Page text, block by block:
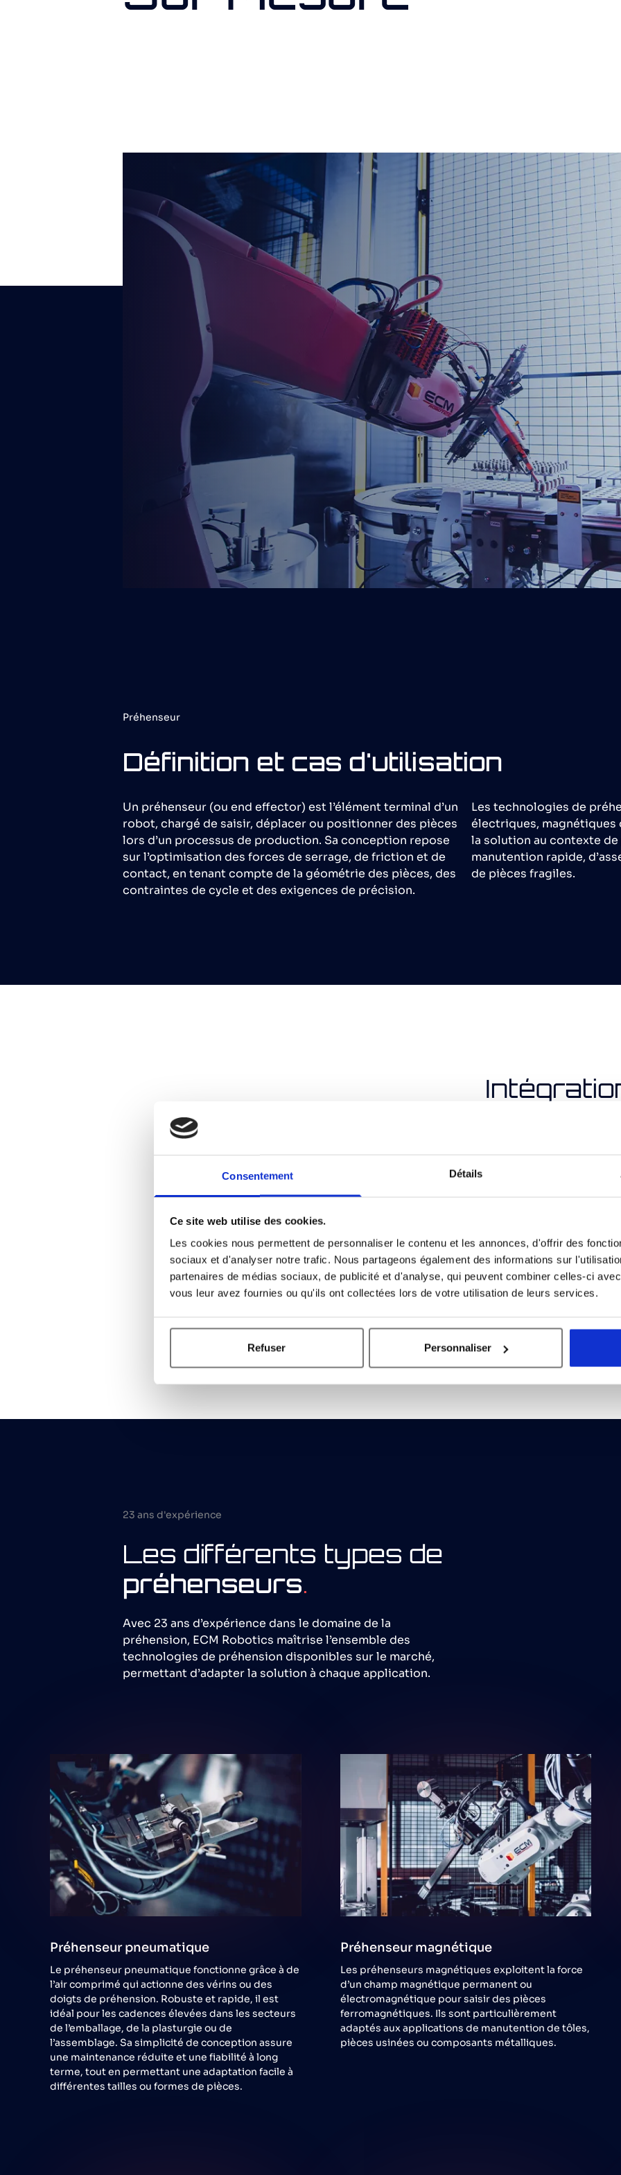
Consentement Détails
Ce site web utilise des cookies.
Les cookies nous permettent de personnaliser le contenu et les annonces, d'offrir des
sociaux et d'analyser notre trafic. Nous partageons également des informations sur
partenaires de médias sociaux, de publicité et d'analyse, qui peuvent combiner celles-ci
vous leur avez fournies ou qu'ils ont collectées lors de votre utilisation de leurs services.
Refuser Personnaliser
Préhenseur
Définition et cas d'utilisation
Un préhenseur (ou end effector) est l’élément terminal d’un
robot, chargé de saisir, déplacer ou positionner des pièces
lors d’un processus de production. Sa conception repose
sur l’optimisation des forces de serrage, de friction et de
contact, en tenant compte de la géométrie des pièces, des
contraintes de cycle et des exigences de précision.
Les technologies de
électriques, magnétiques
la solution au contexte de
manutention rapide,
de pièces fragiles.
tout type
ECM Robotics est
systèmes robotiques,
manipulation. Grâce à
conçoit des solutions sur
tous les secteurs
Découvrez nos
23 ans d'expérience
Les différents types de
préhenseurs.
Avec 23 ans d’expérience dans le domaine de la
préhension, ECM Robotics maîtrise l’ensemble des
technologies de préhension disponibles sur le marché,
permettant d’adapter la solution à chaque application.
Préhenseur pneumatique
Le préhenseur pneumatique fonctionne grâce à de
l’air comprimé qui actionne des vérins ou des
doigts de préhension. Robuste et rapide, il est
idéal pour les cadences élevées dans les secteurs
de l’emballage, de la plasturgie ou de
l’assemblage. Sa simplicité de conception assure
une maintenance réduite et une fiabilité à long
terme, tout en permettant une adaptation facile à
différentes tailles ou formes de pièces.
Préhenseur magnétique
Les préhenseurs magnétiques exploitent la force
d’un champ magnétique permanent ou
électromagnétique pour saisir des pièces
ferromagnétiques. Ils sont particulièrement
adaptés aux applications de manutention de tôles,
pièces usinées ou composants métalliques.